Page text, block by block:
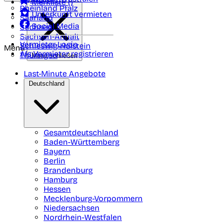
Rheinland Pfalz
Saarland
Sachsen
Sachsen-Anhalt
Schleswig-Holstein
Thüringen
Merkliste ()
Unterkunft vermieten
Social Media
Vermieter-Login
Als Vermieter registrieren
Menü
Menü schließen
Last-Minute Angebote
Deutschland
Gesamtdeutschland
Baden-Württemberg
Bayern
Berlin
Brandenburg
Hamburg
Hessen
Mecklenburg-Vorpommern
Niedersachsen
Nordrhein-Westfalen